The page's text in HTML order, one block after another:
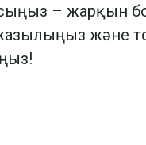
– жарқын
және